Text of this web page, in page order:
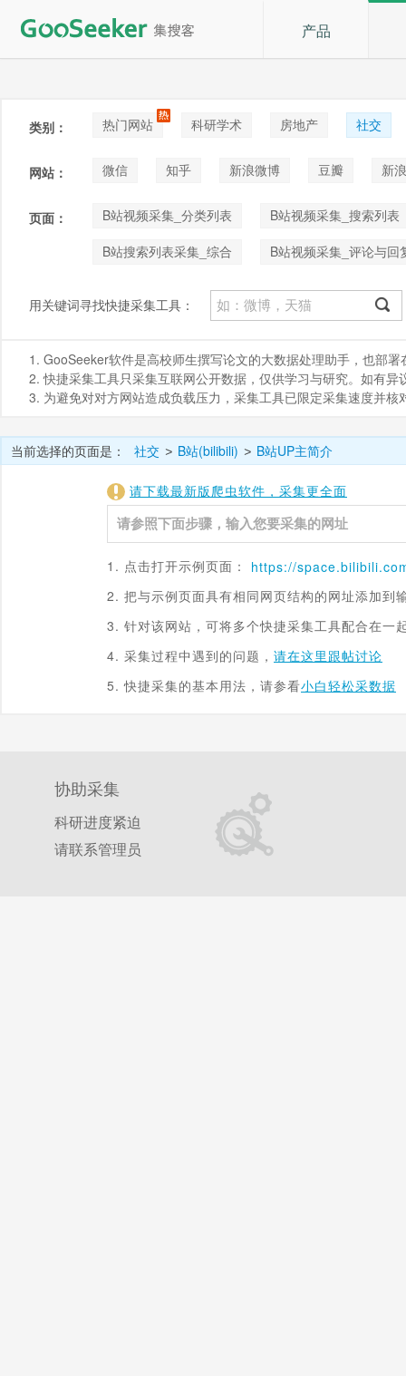
产品
类别： 热门网站 科研学术 房地产
社交
论坛贴吧
拍卖 音乐
网站： 微信 知乎 新浪微博 豆瓣
新
快手
喜马拉雅 小红书
页面： B站视频采集_分类列表
B站视频采集_搜索列表
B站搜索列表采集_综合
B站视频采集_评论与回
用关键词寻找快捷采集工具：
1. GooSeeker软件是高校师生撰写论文的大数据处理助手，也部
2. 快捷采集工具只采集互联网公开数据，仅供学习与研究。如有
3. 为避免对对方网站造成负载压力，采集工具已限定采集速度并
当前选择的页面是： 社交 > B站(bilibili) > B站UP主简介
请下载最新版爬虫软件，采集更全面
1. 点击打开示例页面： https://space.
2. 把与示例页面具有相同网页结构的网址添加到
3. 针对该网站，可将多个快捷采集工具配合在一
4. 采集过程中遇到的问题， 请在这里跟帖讨论
5. 快捷采集的基本用法，请参看小白轻松采数据
协助采集
科研进度紧迫
请联系管理员